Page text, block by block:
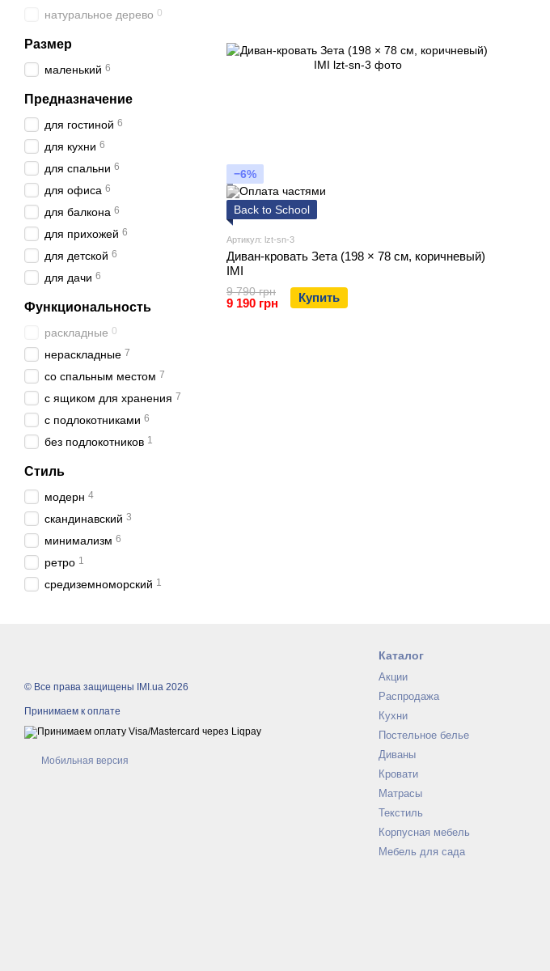
−6%
Back to School
Артикул: lzt-sn-3
Диван-кровать Зета (198 × 78 см, коричневый)
IMI
9 790 грн
9 190 грн Купить
натуральное дерево 0
Размер
маленький 6
Предназначение
для гостиной 6
для кухни 6
для спальни 6
для офиса 6
для балкона 6
для прихожей 6
для детской 6
для дачи 6
Функциональность
раскладные 0
нераскладные 7
со спальным местом 7
с ящиком для хранения 7
с подлокотниками 6
без подлокотников 1
Стиль
модерн 4
скандинавский 3
минимализм 6
ретро 1
средиземноморский 1
© Все права защищены IMI.ua 2026
Принимаем к оплате
Мобильная версия
Каталог
Акции
Распродажа
Кухни
Постельное белье
Диваны
Кровати
Матрасы
Текстиль
Корпусная мебель
Мебель для сада